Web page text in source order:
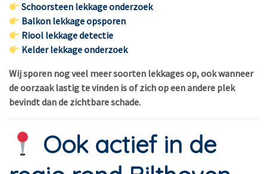
Schoorsteen lekkage onderzoek
Balkon lekkage opsporen
Riool lekkage detectie
Kelder lekkage onderzoek
Wij sporen nog veel meer soorten lekkages op, ook wanneer
de oorzaak lastig te vinden is of zich op een andere plek
bevindt dan de zichtbare schade.
Ook actief in de